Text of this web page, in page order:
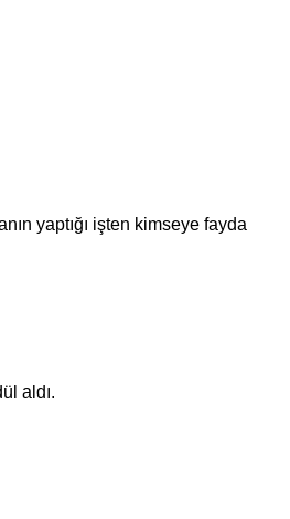
yaptığı işten kimseye fayda
aldı.